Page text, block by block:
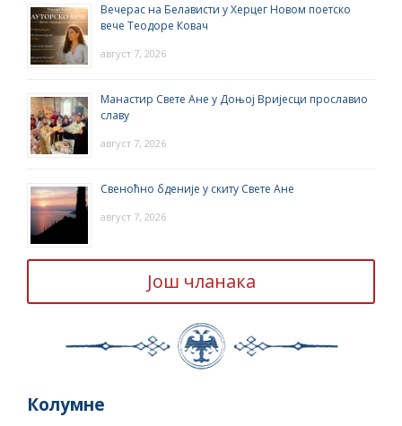
Вечерас на Белависти у Херцег Новом поетско
вече Теодоре Ковач
август 7, 2026
Манастир Свете Ане у Доњој Вријесци прославио
славу
август 7, 2026
Свеноћно бденије у скиту Свете Ане
август 7, 2026
Још чланака
Колумне